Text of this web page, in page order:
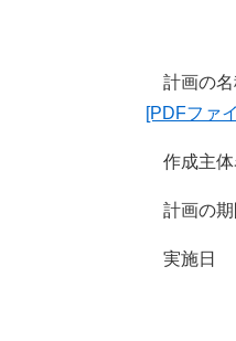
計画の
[PDFファ
作成主
計画の
実施日